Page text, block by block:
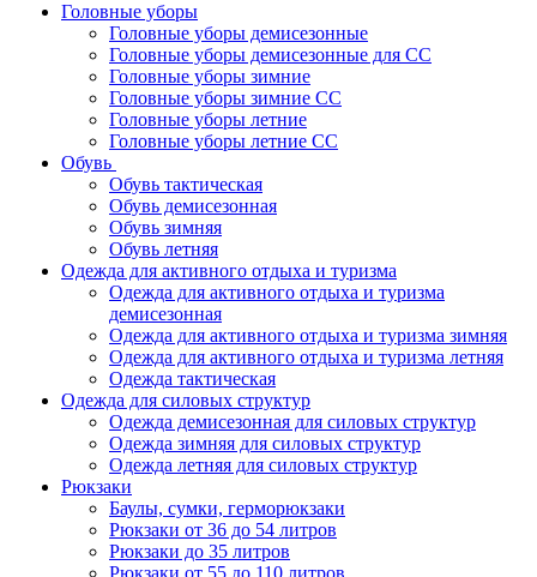
Головные уборы
Головные уборы демисезонные
Головные уборы демисезонные для СС
Головные уборы зимние
Головные уборы зимние СС
Головные уборы летние
Головные уборы летние СС
Обувь
Обувь тактическая
Обувь демисезонная
Обувь зимняя
Обувь летняя
Одежда для активного отдыха и туризма
Одежда для активного отдыха и туризма
демисезонная
Одежда для активного отдыха и туризма зимняя
Одежда для активного отдыха и туризма летняя
Одежда тактическая
Одежда для силовых структур
Одежда демисезонная для силовых структур
Одежда зимняя для силовых структур
Одежда летняя для силовых структур
Рюкзаки
Баулы, сумки, герморюкзаки
Рюкзаки от 36 до 54 литров
Рюкзаки до 35 литров
Рюкзаки от 55 до 110 литров